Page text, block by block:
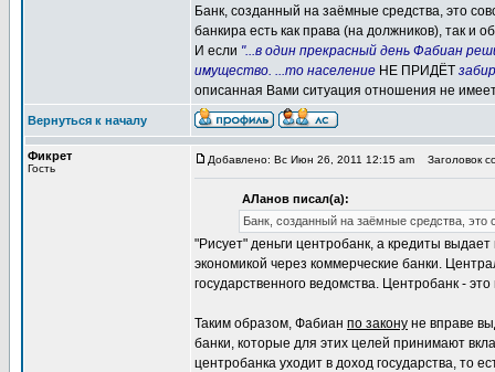
Банк, созданный на заёмные средства, это
банкира есть как права (на должников), так и
И если "...в один прекрасный день Фабиан
имущество. ...то население НЕ ПРИДЁТ
описанная Вами ситуация отношения не
Вернуться к началу
Фикрет
Гость
Добавлено: Вс Июн 26, 2011 12:15 am Заголовок
АЛанов писал(а):
Банк, созданный на заёмные средства,
"Рисует" деньги центробанк, а кредиты
экономикой через коммерческие банки.
государственного ведомства. Центробанк -
Таким образом, Фабиан по закону не вправе
банки, которые для этих целей принимают
центробанка уходит в доход государства, то